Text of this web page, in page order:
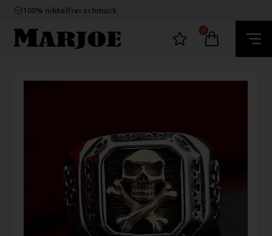
100% nikkelfrei schmuck
60 Tage Rückgabe
E-mark webshop
100% nikkelfrei schmuck
0